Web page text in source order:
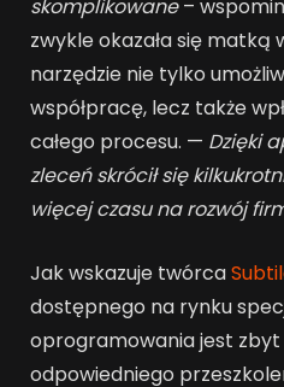
skomplikowane–
zwykle okazała się matką
narzędzie nie tylko
współpracę, lecz także
całego procesu. — Dzięki
zleceń skrócił się
więcej czasu na rozwój
Jak wskazuje twórca
dostępnego na rynku
oprogramowania jest zbyt
odpowiedniego